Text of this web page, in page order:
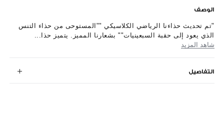
الوصف
"تم تحديث حذاءنا الرياضي الكلاسيكي ""المستوحى من حذاء التنس
الذي يعود إلى حقبة السبعينيات"" بشعارنا المميز. يتميز حذا...
شاهد المزيد
التفاصيل